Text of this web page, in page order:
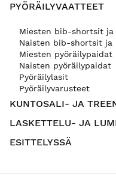
PYÖRÄILYVAATTEET
Miesten bib-shortsit
Naisten bib-shortsit ja
Miesten pyöräilypaidat
Naisten pyöräilypaidat
Pyöräilylasit
Pyöräilyvarusteet
KUNTOSALI- JA
LASKETTELU- JA
ESITTELYSSÄ